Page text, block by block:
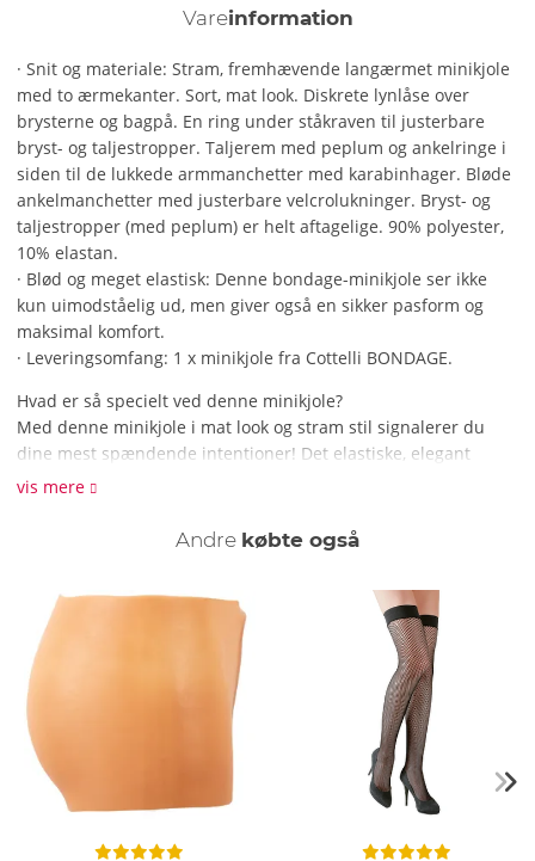
Vareinformation
· Snit og materiale: Stram, fremhævende langærmet minikjole
med to ærmekanter. Sort, mat look. Diskrete lynlåse over
brysterne og bagpå. En ring under ståkraven til justerbare
bryst- og taljestropper. Taljerem med peplum og ankelringe i
siden til de lukkede armmanchetter med karabinhager. Bløde
ankelmanchetter med justerbare velcrolukninger. Bryst- og
taljestropper (med peplum) er helt aftagelige. 90% polyester,
10% elastan.
· Blød og meget elastisk: Denne bondage-minikjole ser ikke
kun uimodståelig ud, men giver også en sikker pasform og
maksimal komfort.
· Leveringsomfang: 1 x minikjole fra Cottelli BONDAGE.
Hvad er så specielt ved denne minikjole?
Med denne minikjole i mat look og stram stil signalerer du
dine mest spændende intentioner! Det elastiske, elegant
glitrende materiale smyger sig om dine kurver på en blød og
tage på. Du kan fastgøre bryststroppen med taljeremmen til
ringen på ståkraven. Taljeremmen fremhæver det udspilede
bløde bondagelege. De medfølgende armmanchetter kan
hurtigt hægtes på med deres karabinhager. Det gør dig
spændende forsvarsløs, når lynlåsen over brysterne åbnes.
Sikke en spændende leg!
Hvordan rengør jeg minikjolen?
Rengør minikjolen og armmanchetterne med en skånsom
håndvask og et mildt rengøringsmiddel.
vis mere
Andre købte også